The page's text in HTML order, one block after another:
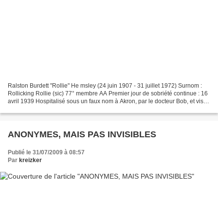
Ralston Burdett "Rollie" He msley (24 juin 1907 - 31 juillet 1972) Surnom :
Rollicking Rollie (sic) 77° membre AA Premier jour de sobriété continue : 16
avril 1939 Hospitalisé sous un faux nom à Akron, par le docteur Bob, et visité
ANONYMES, MAIS PAS INVISIBLES
Publié le 31/07/2009 à 08:57
Par kreizker